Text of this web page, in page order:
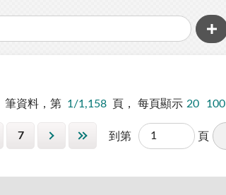
筆資料，第 1/1,158 頁， 每頁顯示 20 100
7 到第 頁